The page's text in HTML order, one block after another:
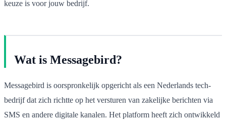
keuze is voor jouw bedrijf.
Wat is Messagebird?
Messagebird is oorspronkelijk opgericht als een Nederlands tech-
bedrijf dat zich richtte op het versturen van zakelijke berichten via
SMS en andere digitale kanalen. Het platform heeft zich ontwikkeld